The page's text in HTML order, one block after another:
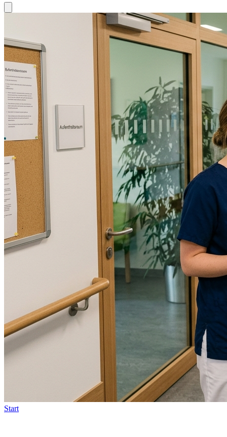
Start